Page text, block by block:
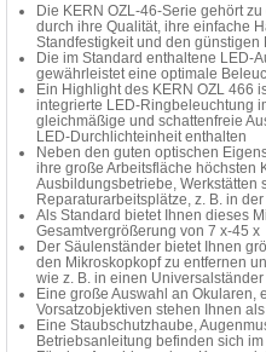
Die KERN OZL-46-Serie gehört
durch ihre Qualität, ihre einfache
Standfestigkeit und den günstigen
Die im Standard enthaltene LED-
gewährleistet eine optimale
Ein Highlight des KERN OZL 466
integrierte LED-Ringbeleuchtung
gleichmäßige und schattenfreie
LED-Durchlichteinheit enthalten
Neben den guten optischen
ihre große Arbeitsfläche höchsten
Ausbildungsbetriebe, Werkstätten
Reparaturarbeitsplätze, z. B. in
Als Standard bietet Ihnen dieses
Gesamtvergrößerung von 7 x-45 x
Der Säulenständer bietet Ihnen
den Mikroskopkopf zu entfernen
wie z. B. in einen
Eine große Auswahl an Okularen,
Vorsatzobjektiven stehen Ihnen
Eine Staubschutzhaube,
Betriebsanleitung befinden sich